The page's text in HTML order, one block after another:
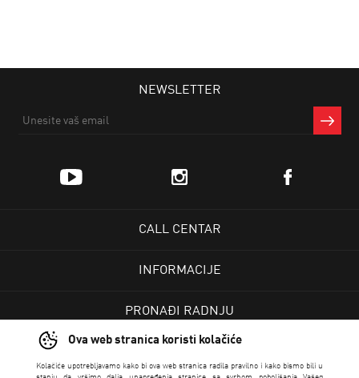
Ova web stranica koristi kolačiće
Kolačiće upotrebljavamo kako bi ova web stranica radila pravilno i kako bismo bili u
NEWSLETTER
CALL CENTAR
INFORMACIJE
PRONAĐI RADNJU